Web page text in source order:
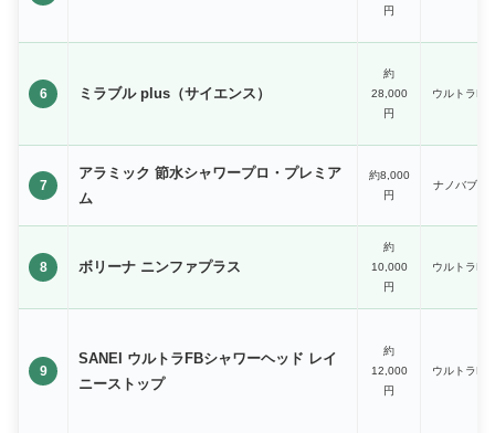
円
6 ミラブル plus（サイエンス）
約
28,000
円
ウルトラFB
7
アラミック 節水シャワープロ・プレミア
ム
約8,000
円
ナノバブル
8 ボリーナ ニンファプラス
約
10,000
円
ウルトラFB
9
SANEI ウルトラFBシャワーヘッド レイ
ニーストップ
約
12,000
円
ウルトラFB